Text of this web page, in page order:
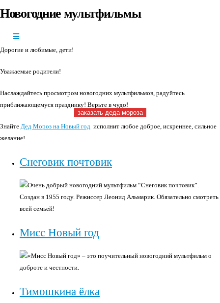
заказать деда мороза
Новогодние мультфильмы
Дорогие и любимые, дети!
Уважаемые родители!
Наслаждайтесь просмотром новогодних мультфильмов, радуйтесь
приближающемуся празднику! Верьте в чудо!
Знайте Дед Мороз на Новый год исполнит любое доброе, искреннее, сильное
желание!
Снеговик почтовик
Очень добрый новогодний мультфильм “Снеговик почтовик”.
Создан в 1955 году. Режиссер Леонид Альмарик. Обязательно смотреть
всей семьей!
Мисс Новый год
«Мисс Новый год» – это поучительный новогодний мультфильм о
доброте и честности.
Тимошкина ёлка